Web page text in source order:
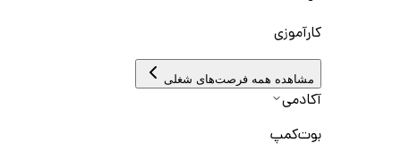
کارآموزی
مشاهده همه فرصت‌های شغلی
آکادمی
بوت‌کمپ